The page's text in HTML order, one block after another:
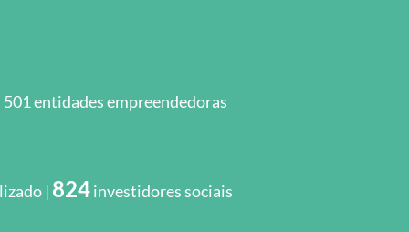
entidades empreendedoras
| 824investidores sociais